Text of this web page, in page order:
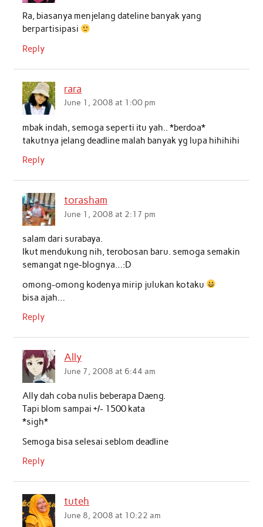
Ra, biasanya menjelang dateline banyak yang
berpartisipasi
Reply
rara
June 1, 2008 at 1:00 pm
mbak indah, semoga seperti itu yah.. *berdoa*
takutnya jelang deadline malah banyak yg lupa hihihihi
Reply
torasham
June 1, 2008 at 2:17 pm
salam dari surabaya.
Ikut mendukung nih, terobosan baru. semoga semakin
semangat nge-blognya…:D
omong-omong kodenya mirip julukan kotaku
bisa ajah…
Reply
Ally
June 7, 2008 at 6:44 am
Ally dah coba nulis beberapa Daeng.
Tapi blom sampai +/- 1500 kata
*sigh*
Semoga bisa selesai seblom deadline
Reply
tuteh
June 8, 2008 at 10:22 am